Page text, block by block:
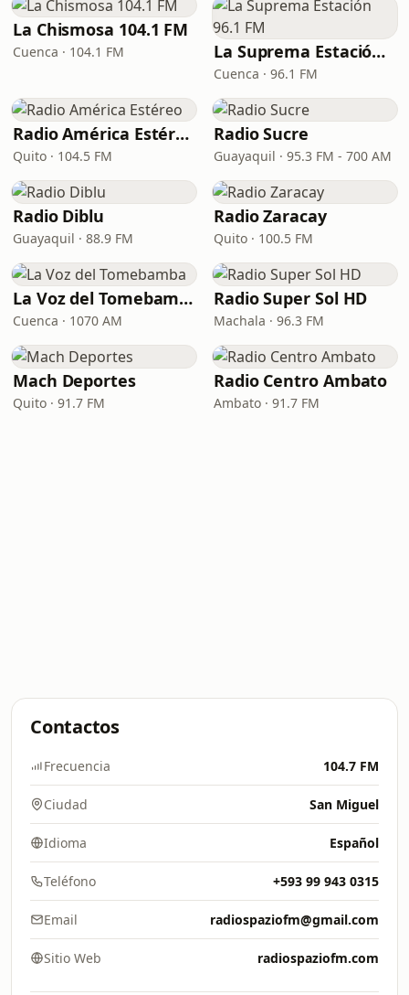
La Chismosa 104.1 FM
Cuenca · 104.1 FM La Suprema Estación 96.1 FM
Cuenca · 96.1 FM
Radio América Estéreo
Quito · 104.5 FM
Radio Sucre
Guayaquil · 95.3 FM - 700 AM
Radio Diblu
Guayaquil · 88.9 FM
Radio Zaracay
Quito · 100.5 FM
La Voz del Tomebamba
Cuenca · 1070 AM
Radio Super Sol HD
Machala · 96.3 FM
Mach Deportes
Quito · 91.7 FM
Radio Centro Ambato
Ambato · 91.7 FM
Contactos
Frecuencia 104.7 FM
Ciudad San Miguel
Idioma Español
Teléfono +593 99 943 0315
Email radiospaziofm@gmail.com
Sitio Web radiospaziofm.com